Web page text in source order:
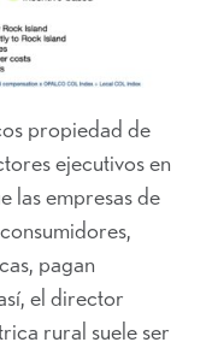
propiedad de
ejecutivos en
las empresas de
pagan
el director
rural suele ser